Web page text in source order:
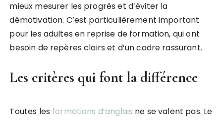
mieux mesurer les progrès et d’éviter la
démotivation. C’est particulièrement important
pour les adultes en reprise de formation, qui ont
besoin de repères clairs et d’un cadre rassurant.
Les critères qui font la différence
Toutes les formations d’anglais ne se valent pas. Le